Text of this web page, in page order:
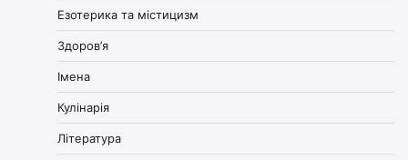
Езотерика та містицизм
Здоров’я
Імена
Кулінарія
Література